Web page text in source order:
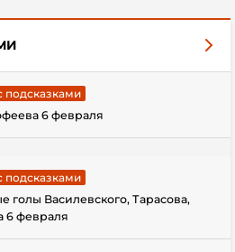
подсказками
6 февраля
подсказками
голы Василевского, Тарасова,
6 февраля